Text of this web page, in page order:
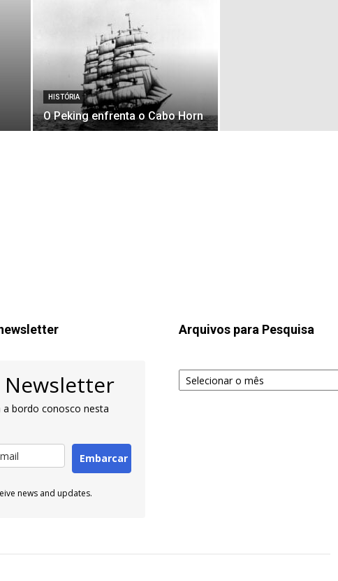
HISTÓRIA
O Peking enfrenta o Cabo Horn
Newsletter
a bordo conosco nesta
Embarcar
news and updates.
Arquivos para Pesquisa
Arquivos
para